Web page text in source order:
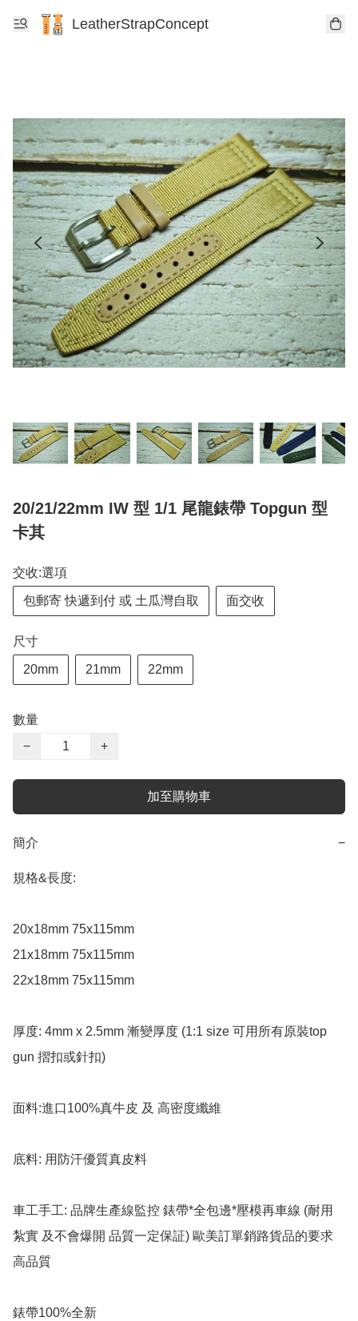
LeatherStrapConcept
20/21/22mm IW 型 1/1 尾龍錶帶 Topgun 型
卡其
交收:選項
包郵寄 快遞到付 或 土瓜灣自取 面交收
尺寸
20mm 21mm 22mm
數量
−
+
加至購物車
簡介 −
規格&長度:
20x18mm 75x115mm
21x18mm 75x115mm
22x18mm 75x115mm
厚度: 4mm x 2.5mm 漸變厚度 (1:1 size 可用所有原裝top
gun 摺扣或針扣)
面料:進口100%真牛皮 及 高密度纖維
底料: 用防汗優質真皮料
車工手工: 品牌生產線監控 錶帶*全包邊*壓模再車線 (耐用
紮實 及不會爆開 品質一定保証) 歐美訂單銷路貨品的要求
高品質
錶帶100%全新